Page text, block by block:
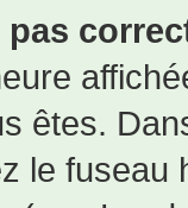
êtes.
le fuseau